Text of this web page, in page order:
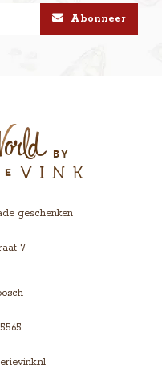
Abonneer
geschenken
7